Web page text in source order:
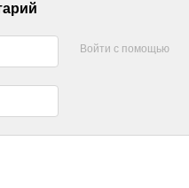
Войти с помощью